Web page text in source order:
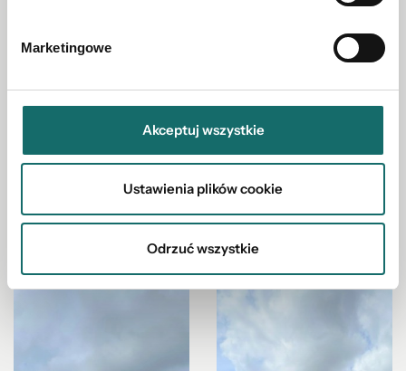
Marketingowe
Akceptuj wszystkie
Ustawienia plików cookie
Odrzuć wszystkie